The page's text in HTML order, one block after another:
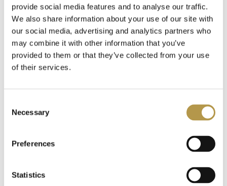
provide social media features and to analyse our traffic.
We also share information about your use of our site with
our social media, advertising and analytics partners who
may combine it with other information that you’ve
provided to them or that they’ve collected from your use
of their services.
Selection
Necessary
Preferences
Statistics
Polecamy także